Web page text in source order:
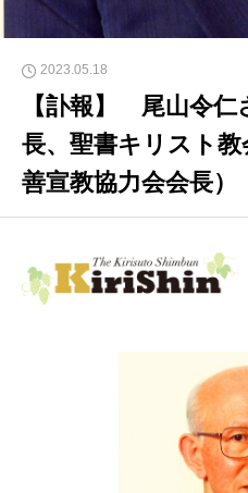
2023.05.18
【訃報】 尾山令仁
長、聖書キリスト
善宣教協力会会長）